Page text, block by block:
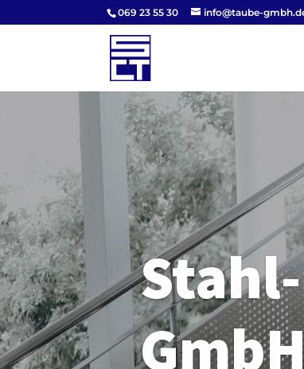
Wir benutzen Cookies um die
069 23 55 30 info@taube-